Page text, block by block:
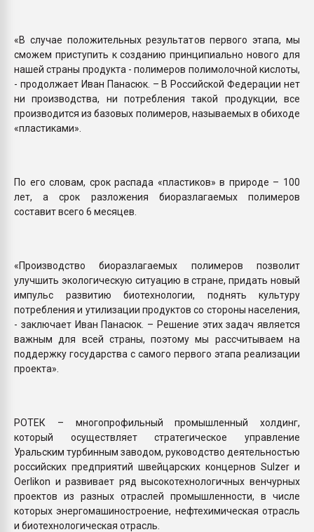
«В случае положительных результатов первого этапа, мы
сможем приступить к созданию принципиально нового для
нашей страны продукта - полимеров полимолочной кислоты,
- продолжает Иван Панасюк. – В Российской Федерации нет
ни производства, ни потребления такой продукции, все
производится из базовых полимеров, называемых в обиходе
«пластиками».
По его словам, срок распада «пластиков» в природе – 100
лет, а срок разложения биоразлагаемых полимеров
составит всего 6 месяцев.
«Производство биоразлагаемых полимеров позволит
улучшить экологическую ситуацию в стране, придать новый
импульс развитию биотехнологии, поднять культуру
потребления и утилизации продуктов со стороны населения,
- заключает Иван Панасюк. – Решение этих задач является
важным для всей страны, поэтому мы рассчитываем на
поддержку государства с самого первого этапа реализации
проекта».
РОТЕК – многопрофильный промышленный холдинг,
который осуществляет стратегическое управление
Уральским турбинным заводом, руководство деятельностью
российских предприятий швейцарских концернов Sulzer и
Oerlikon и развивает ряд высокотехнологичных венчурных
проектов из разных отраслей промышленности, в числе
которых энергомашиностроение, нефтехимическая отрасль
и биотехнологическая отрасль.